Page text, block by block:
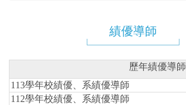
績優導師
歷年績優導師
113學年校績優、系績優導師
112學年校績優、系績優導師